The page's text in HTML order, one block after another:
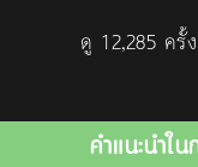
ดู 12,285 ครั้ง
คำแนะนำใ